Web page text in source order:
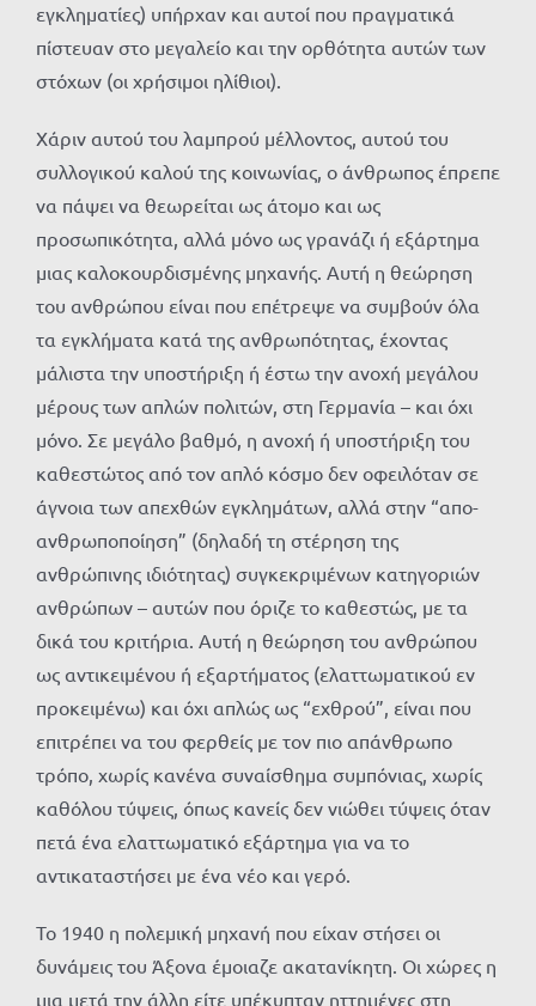
εγκληματίες) υπήρχαν και αυτοί που πραγματικά
πίστευαν στο μεγαλείο και την ορθότητα αυτών των
στόχων (οι χρήσιμοι ηλίθιοι).
Χάριν αυτού του λαμπρού μέλλοντος, αυτού του
συλλογικού καλού της κοινωνίας, ο άνθρωπος έπρεπε
να πάψει να θεωρείται ως άτομο και ως
προσωπικότητα, αλλά μόνο ως γρανάζι ή εξάρτημα
μιας καλοκουρδισμένης μηχανής. Αυτή η θεώρηση
του ανθρώπου είναι που επέτρεψε να συμβούν όλα
τα εγκλήματα κατά της ανθρωπότητας, έχοντας
μάλιστα την υποστήριξη ή έστω την ανοχή μεγάλου
μέρους των απλών πολιτών, στη Γερμανία – και όχι
μόνο. Σε μεγάλο βαθμό, η ανοχή ή υποστήριξη του
καθεστώτος από τον απλό κόσμο δεν οφειλόταν σε
άγνοια των απεχθών εγκλημάτων, αλλά στην “απο-
ανθρωποποίηση” (δηλαδή τη στέρηση της
ανθρώπινης ιδιότητας) συγκεκριμένων κατηγοριών
ανθρώπων – αυτών που όριζε το καθεστώς, με τα
δικά του κριτήρια. Αυτή η θεώρηση του ανθρώπου
ως αντικειμένου ή εξαρτήματος (ελαττωματικού εν
προκειμένω) και όχι απλώς ως “εχθρού”, είναι που
επιτρέπει να του φερθείς με τον πιο απάνθρωπο
τρόπο, χωρίς κανένα συναίσθημα συμπόνιας, χωρίς
καθόλου τύψεις, όπως κανείς δεν νιώθει τύψεις όταν
πετά ένα ελαττωματικό εξάρτημα για να το
αντικαταστήσει με ένα νέο και γερό.
Το 1940 η πολεμική μηχανή που είχαν στήσει οι
δυνάμεις του Άξονα έμοιαζε ακατανίκητη. Οι χώρες η
μια μετά την άλλη είτε υπέκυπταν ηττημένες στη